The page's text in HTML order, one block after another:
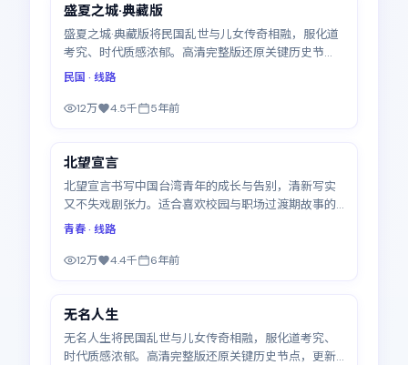
精选
盛夏之城·典藏版
盛夏之城·典藏版将民国乱世与儿女传奇相融，服化道
考究、时代质感浓郁。高清完整版还原关键历史节
点，全14集
民国 · 线路
12万 4.5千 5年前
精选
北望宣言
北望宣言书写中国台湾青年的成长与告别，清新写实
又不失戏剧张力。适合喜欢校园与职场过渡期故事的
观众，更新至6集
青春· 线路
12万 4.4千 6年前
精选
无名人生
无名人生将民国乱世与儿女传奇相融，服化道考究、
时代质感浓郁。高清完整版还原关键历史节点，更新